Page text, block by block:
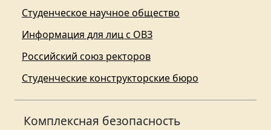
Студенческое научное общество
Информация для лиц с ОВЗ
Российский союз ректоров
Студенческие конструкторские бюро
Комплексная безопасность